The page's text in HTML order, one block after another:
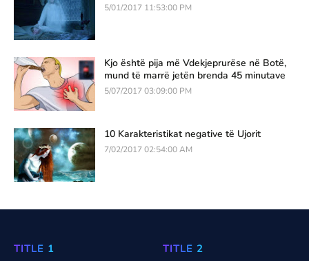
5/01/2017 11:53:00 PM
Kjo është pija më Vdekjeprurëse në Botë,
mund të marrë jetën brenda 45 minutave
5/07/2017 03:09:00 PM
10 Karakteristikat negative të Ujorit
7/02/2017 02:54:00 AM
TITLE 1 TITLE 2